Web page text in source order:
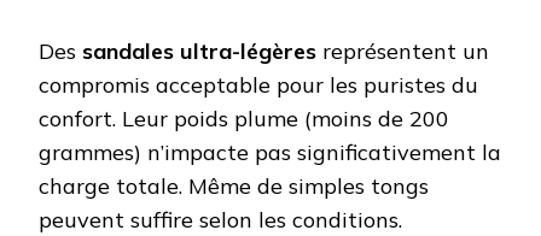
Des sandales ultra-légères représentent un
compromis acceptable pour les puristes du
confort. Leur poids plume (moins de 200
grammes) n’impacte pas significativement la
charge totale. Même de simples tongs
peuvent suffire selon les conditions.